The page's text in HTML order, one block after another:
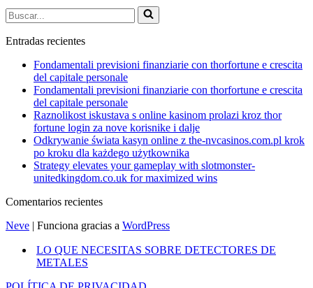
Buscar...
Entradas recientes
Fondamentali previsioni finanziarie con thorfortune e crescita
del capitale personale
Fondamentali previsioni finanziarie con thorfortune e crescita
del capitale personale
Raznolikost iskustava s online kasinom prolazi kroz thor
fortune login za nove korisnike i dalje
Odkrywanie świata kasyn online z the-nvcasinos.com.pl krok
po kroku dla każdego użytkownika
Strategy elevates your gameplay with slotmonster-
unitedkingdom.co.uk for maximized wins
Comentarios recientes
Neve | Funciona gracias a WordPress
LO QUE NECESITAS SOBRE DETECTORES DE
METALES